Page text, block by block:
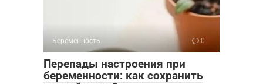
Беременность 0
Перепады настроения при
беременности: как сохранить